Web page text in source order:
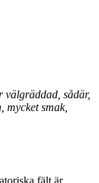
välgräddad, sådär,
mycket smak,
fält är